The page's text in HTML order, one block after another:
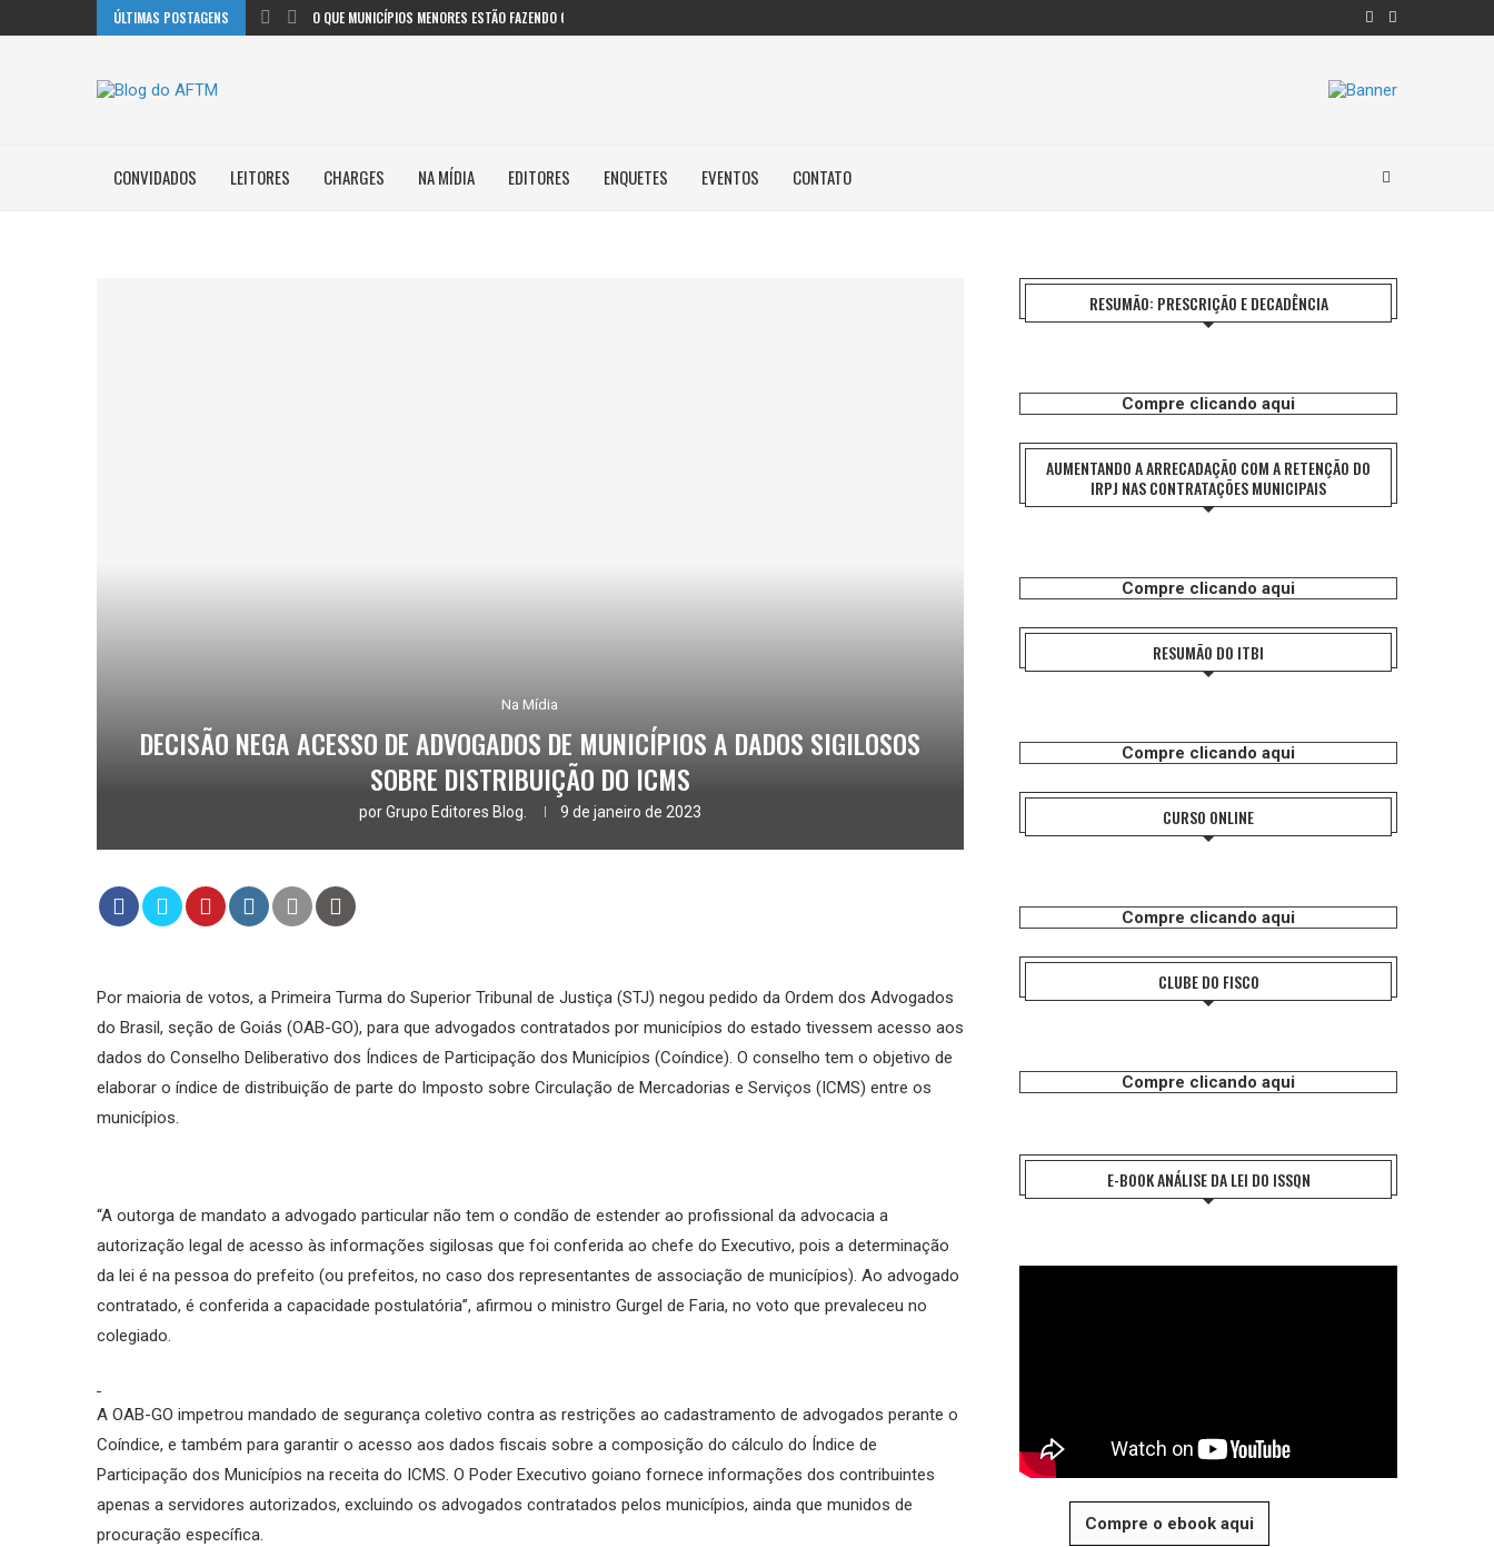
ÚLTIMAS POSTAGENS O QUE MUNICÍPIOS MENORES ESTÃO FAZENDO COM IA...
CONVIDADOS LEITORES CHARGES NA MÍDIA EDITORES ENQUETES EVENTOS CONTATO
Na Mídia
DECISÃO NEGA ACESSO DE ADVOGADOS DE MUNICÍPIOS A DADOS SIGILOSOS
SOBRE DISTRIBUIÇÃO DO ICMS
porGrupo Editores Blog. 9 de janeiro de 2023
Por maioria de votos, a Primeira Turma do Superior Tribunal de Justiça (STJ) negou pedido da Ordem dos Advogados
do Brasil, seção de Goiás (OAB-GO), para que advogados contratados por municípios do estado tivessem acesso aos
dados do Conselho Deliberativo dos Índices de Participação dos Municípios (Coíndice). O conselho tem o objetivo de
elaborar o índice de distribuição de parte do Imposto sobre Circulação de Mercadorias e Serviços (ICMS) entre os
municípios.
“A outorga de mandato a advogado particular não tem o condão de estender ao profissional da advocacia a
autorização legal de acesso às informações sigilosas que foi conferida ao chefe do Executivo, pois a determinação
da lei é na pessoa do prefeito (ou prefeitos, no caso dos representantes de associação de municípios). Ao advogado
contratado, é conferida a capacidade postulatória”, afirmou o ministro Gurgel de Faria, no voto que prevaleceu no
colegiado.
A OAB-GO impetrou mandado de segurança coletivo contra as restrições ao cadastramento de advogados perante o
Coíndice, e também para garantir o acesso aos dados fiscais sobre a composição do cálculo do Índice de
Participação dos Municípios na receita do ICMS. O Poder Executivo goiano fornece informações dos contribuintes
apenas a servidores autorizados, excluindo os advogados contratados pelos municípios, ainda que munidos de
procuração específica.
RESUMÃO: PRESCRIÇÃO E DECADÊNCIA
Compre clicando aqui
AUMENTANDO A ARRECADAÇÃO COM A RETENÇÃO DO
IRPJ NAS CONTRATAÇÕES MUNICIPAIS
Compre clicando aqui
RESUMÃO DO ITBI
Compre clicando aqui
CURSO ONLINE
Compre clicando aqui
CLUBE DO FISCO
Compre clicando aqui
E-BOOK ANÁLISE DA LEI DO ISSQN
Compre o ebook aqui